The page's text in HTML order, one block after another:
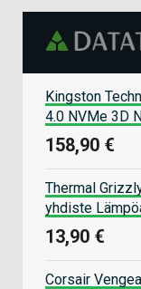
Kingston
4.0 NVMe 3D
158,90 €
Thermal
yhdiste
13,90 €
Corsair